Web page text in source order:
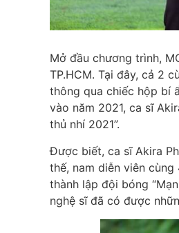
Mở đầu chương trình,
TP.HCM. Tại đây, cả 2
thông qua chiếc hộp bí
vào năm 2021, ca sĩ
thủ nhí 2021”.
Được biết, ca sĩ Akira
thế, nam diễn viên cùng
thành lập đội bóng
nghệ sĩ đã có được